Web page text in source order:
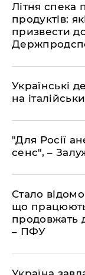
Літня спека
продуктів:
призвести
Українські
на
"Для Росії
сенс", –
Стало
що
продовжать
– ПФУ